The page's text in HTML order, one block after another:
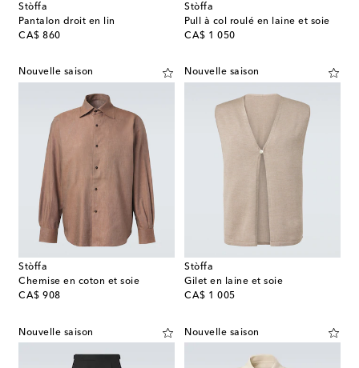
Stòffa
Pantalon droit en lin
CA$ 860
original price
Stòffa
Pull à col roulé en laine et soie
CA$ 1 050
original price
Nouvelle saison
Stòffa
Chemise en coton et soie
CA$ 908
original price
Nouvelle saison
Stòffa
Gilet en laine et soie
CA$ 1 005
original price
Nouvelle saison Nouvelle saison